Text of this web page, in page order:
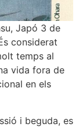
Japó 3 de
considerat
temps al
vida fora de
en els
i beguda, es